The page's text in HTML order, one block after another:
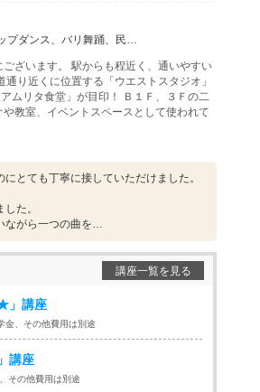
踊、民族舞踊、ダンス・舞踊その他
ざいます。 駅からも程近く、通いやすい
り近くに位置する「ウエストスタジオ」
ムリタ食堂」が目印！ Ｂ１Ｆ、３Ｆの二
教室、イベントスペースとして使われて
とても丁寧に接していただけました。
た。
ながら一つの曲を…
講座一覧を見る
」講座
金、その他費用は別途
講座
その他費用は別途